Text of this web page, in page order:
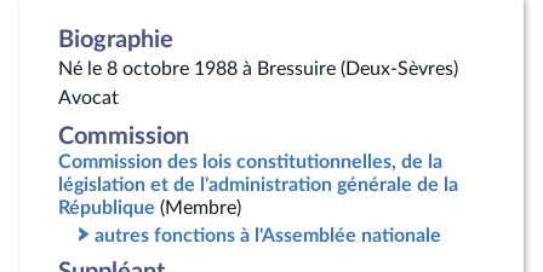
Biographie
Né le 8 octobre 1988 à Bressuire (Deux-Sèvres)
Avocat
Commission
Commission des lois constitutionnelles, de la
législation et de l'administration générale de la
République (Membre)
autres fonctions à l'Assemblée nationale